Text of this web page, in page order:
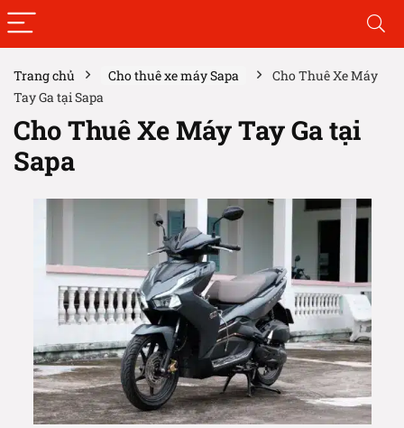
Trang chủ Cho thuê xe máy Sapa
Cho Thuê Xe Máy
Tay Ga tại Sapa
Cho Thuê Xe Máy Tay Ga tại
Sapa